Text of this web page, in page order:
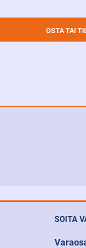
OSTA TAI
SOITA